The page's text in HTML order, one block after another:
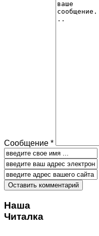
Сообщение *
Наша
Читалка